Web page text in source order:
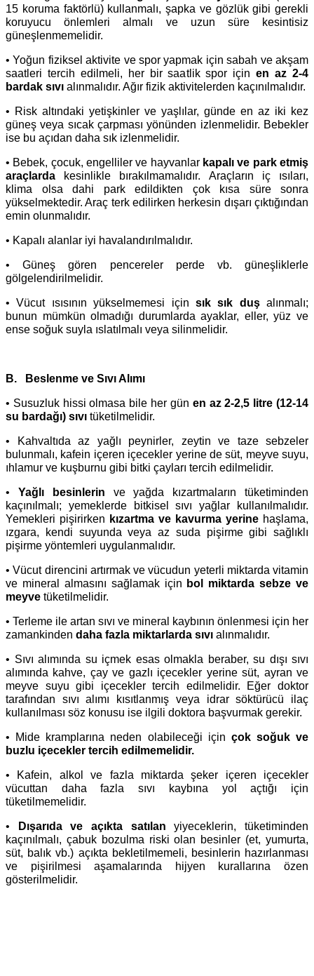
15 koruma faktörlü) kullanmalı, şapka ve gözlük gibi gerekli
koruyucu önlemleri almalı ve uzun süre kesintisiz
güneşlenmemelidir.
• Yoğun fiziksel aktivite ve spor yapmak için sabah ve akşam
saatleri tercih edilmeli, her bir saatlik spor içinen az 2-4
bardak sıvı alınmalıdır. Ağır fizik aktivitelerden kaçınılmalıdır.
• Risk altındaki yetişkinler ve yaşlılar, günde en az iki kez
güneş veya sıcak çarpması yönünden izlenmelidir. Bebekler
ise bu açıdan daha sık izlenmelidir.
• Bebek, çocuk, engelliler ve hayvanlar kapalı ve park etmiş
araçlarda kesinlikle bırakılmamalıdır. Araçların iç ısıları,
klima olsa dahi park edildikten çok kısa süre sonra
yükselmektedir. Araç terk edilirken herkesin dışarı çıktığından
emin olunmalıdır.
• Kapalı alanlar iyi havalandırılmalıdır.
• Güneş gören pencereler perde vb. güneşliklerle
gölgelendirilmelidir.
• Vücut ısısının yükselmemesi için sık sık duşalınmalı;
bunun mümkün olmadığı durumlarda ayaklar, eller, yüz ve
ense soğuk suyla ıslatılmalı veya silinmelidir.
B. Beslenme ve Sıvı Alımı
• Susuzluk hissi olmasa bile her gün en az2-2,5 litre (12-14
su bardağı) sıvı tüketilmelidir.
• Kahvaltıda az yağlı peynirler, zeytin ve taze sebzeler
bulunmalı, kafein içeren içecekler yerine de süt, meyve suyu,
ıhlamur ve kuşburnu gibi bitki çayları tercih edilmelidir.
• Yağlı besinlerin ve yağda kızartmaların tüketiminden
kaçınılmalı; yemeklerde bitkisel sıvı yağlar kullanılmalıdır.
Yemekleri pişirirken kızartma ve kavurma yerine haşlama,
ızgara, kendi suyunda veya az suda pişirme gibi sağlıklı
pişirme yöntemleri uygulanmalıdır.
• Vücut direncini artırmak ve vücudun yeterli miktarda vitamin
ve mineral almasını sağlamak için bol miktarda sebze ve
meyve tüketilmelidir.
• Terleme ile artan sıvı ve mineral kaybının önlenmesi için her
zamankinden daha fazla miktarlarda sıvı alınmalıdır.
• Sıvı alımında su içmek esas olmakla beraber, su dışı sıvı
alımında kahve, çay ve gazlı içecekler yerine süt, ayran ve
meyve suyu gibi içecekler tercih edilmelidir. Eğer doktor
tarafından sıvı alımı kısıtlanmış veya idrar söktürücü ilaç
kullanılması söz konusu ise ilgili doktora başvurmak gerekir.
• Mide kramplarına neden olabileceği için çok soğuk ve
buzlu içecekler tercih edilmemelidir.
• Kafein, alkol ve fazla miktarda şeker içeren içecekler
vücuttan daha fazla sıvı kaybına yol açtığı için
tüketilmemelidir.
• Dışarıda ve açıkta satılan yiyeceklerin, tüketiminden
kaçınılmalı, çabuk bozulma riski olan besinler (et, yumurta,
süt, balık vb.) açıkta bekletilmemeli, besinlerin hazırlanması
ve pişirilmesi aşamalarında hijyen kurallarına özen
gösterilmelidir.